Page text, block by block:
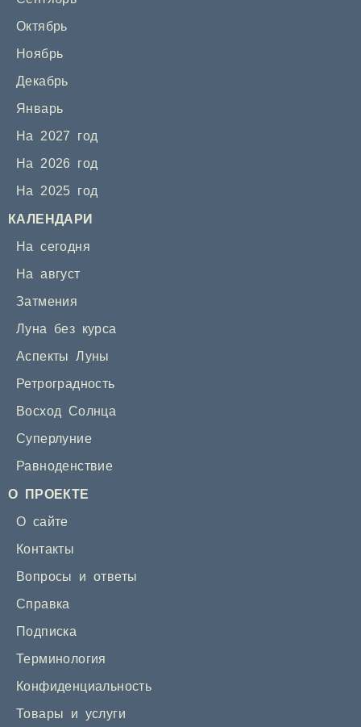
Октябрь
Ноябрь
Декабрь
Январь
На 2027 год
На 2026 год
На 2025 год
КАЛЕНДАРИ
На сегодня
На август
Затмения
Луна без курса
Аспекты Луны
Ретроградность
Восход Солнца
Суперлуние
Равноденствие
О ПРОЕКТЕ
О сайте
Контакты
Вопросы и ответы
Справка
Подписка
Терминология
Конфиденциальность
Товары и услуги